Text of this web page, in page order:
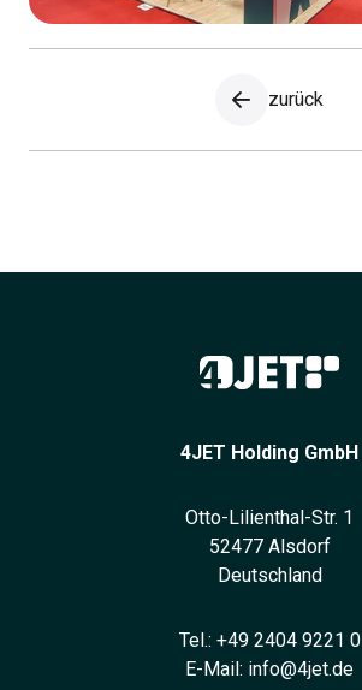
zurück
4JET Holding GmbH
Otto-Lilienthal-Str. 1
52477 Alsdorf
Deutschland
Tel.: +49 2404 9221 0
E-Mail: info@4jet.de